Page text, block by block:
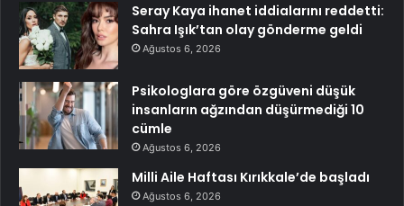
Seray Kaya ihanet iddialarını reddetti:
Sahra Işık’tan olay gönderme geldi
Ağustos 6, 2026
Psikologlara göre özgüveni düşük
insanların ağzından düşürmediği 10
cümle
Ağustos 6, 2026
Milli Aile Haftası Kırıkkale’de başladı
Ağustos 6, 2026